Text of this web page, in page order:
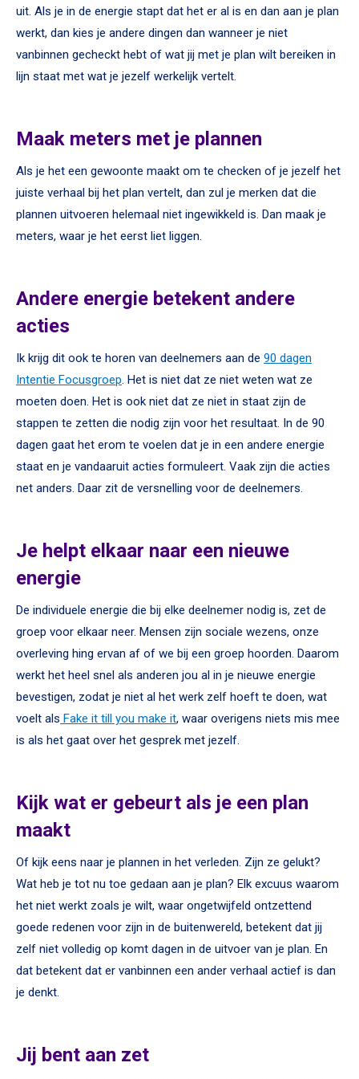
uit. Als je in de energie stapt dat het er al is en dan aan je plan
werkt, dan kies je andere dingen dan wanneer je niet
vanbinnen gecheckt hebt of wat jij met je plan wilt bereiken in
lijn staat met wat je jezelf werkelijk vertelt.
Maak meters met je plannen
Als je het een gewoonte maakt om te checken of je jezelf het
juiste verhaal bij het plan vertelt, dan zul je merken dat die
plannen uitvoeren helemaal niet ingewikkeld is. Dan maak je
meters, waar je het eerst liet liggen.
Andere energie betekent andere
acties
Ik krijg dit ook te horen van deelnemers aan de 90 dagen
Intentie Focusgroep. Het is niet dat ze niet weten wat ze
moeten doen. Het is ook niet dat ze niet in staat zijn de
stappen te zetten die nodig zijn voor het resultaat. In de 90
dagen gaat het erom te voelen dat je in een andere energie
staat en je vandaaruit acties formuleert. Vaak zijn die acties
net anders. Daar zit de versnelling voor de deelnemers.
Je helpt elkaar naar een nieuwe
energie
De individuele energie die bij elke deelnemer nodig is, zet de
groep voor elkaar neer. Mensen zijn sociale wezens, onze
overleving hing ervan af of we bij een groep hoorden. Daarom
werkt het heel snel als anderen jou al in je nieuwe energie
bevestigen, zodat je niet al het werk zelf hoeft te doen, wat
voelt als Fake it till you make it, waar overigens niets mis mee
is als het gaat over het gesprek met jezelf.
Kijk wat er gebeurt als je een plan
maakt
Of kijk eens naar je plannen in het verleden. Zijn ze gelukt?
Wat heb je tot nu toe gedaan aan je plan? Elk excuus waarom
het niet werkt zoals je wilt, waar ongetwijfeld ontzettend
goede redenen voor zijn in de buitenwereld, betekent dat jij
zelf niet volledig op komt dagen in de uitvoer van je plan. En
dat betekent dat er vanbinnen een ander verhaal actief is dan
je denkt.
Jij bent aan zet